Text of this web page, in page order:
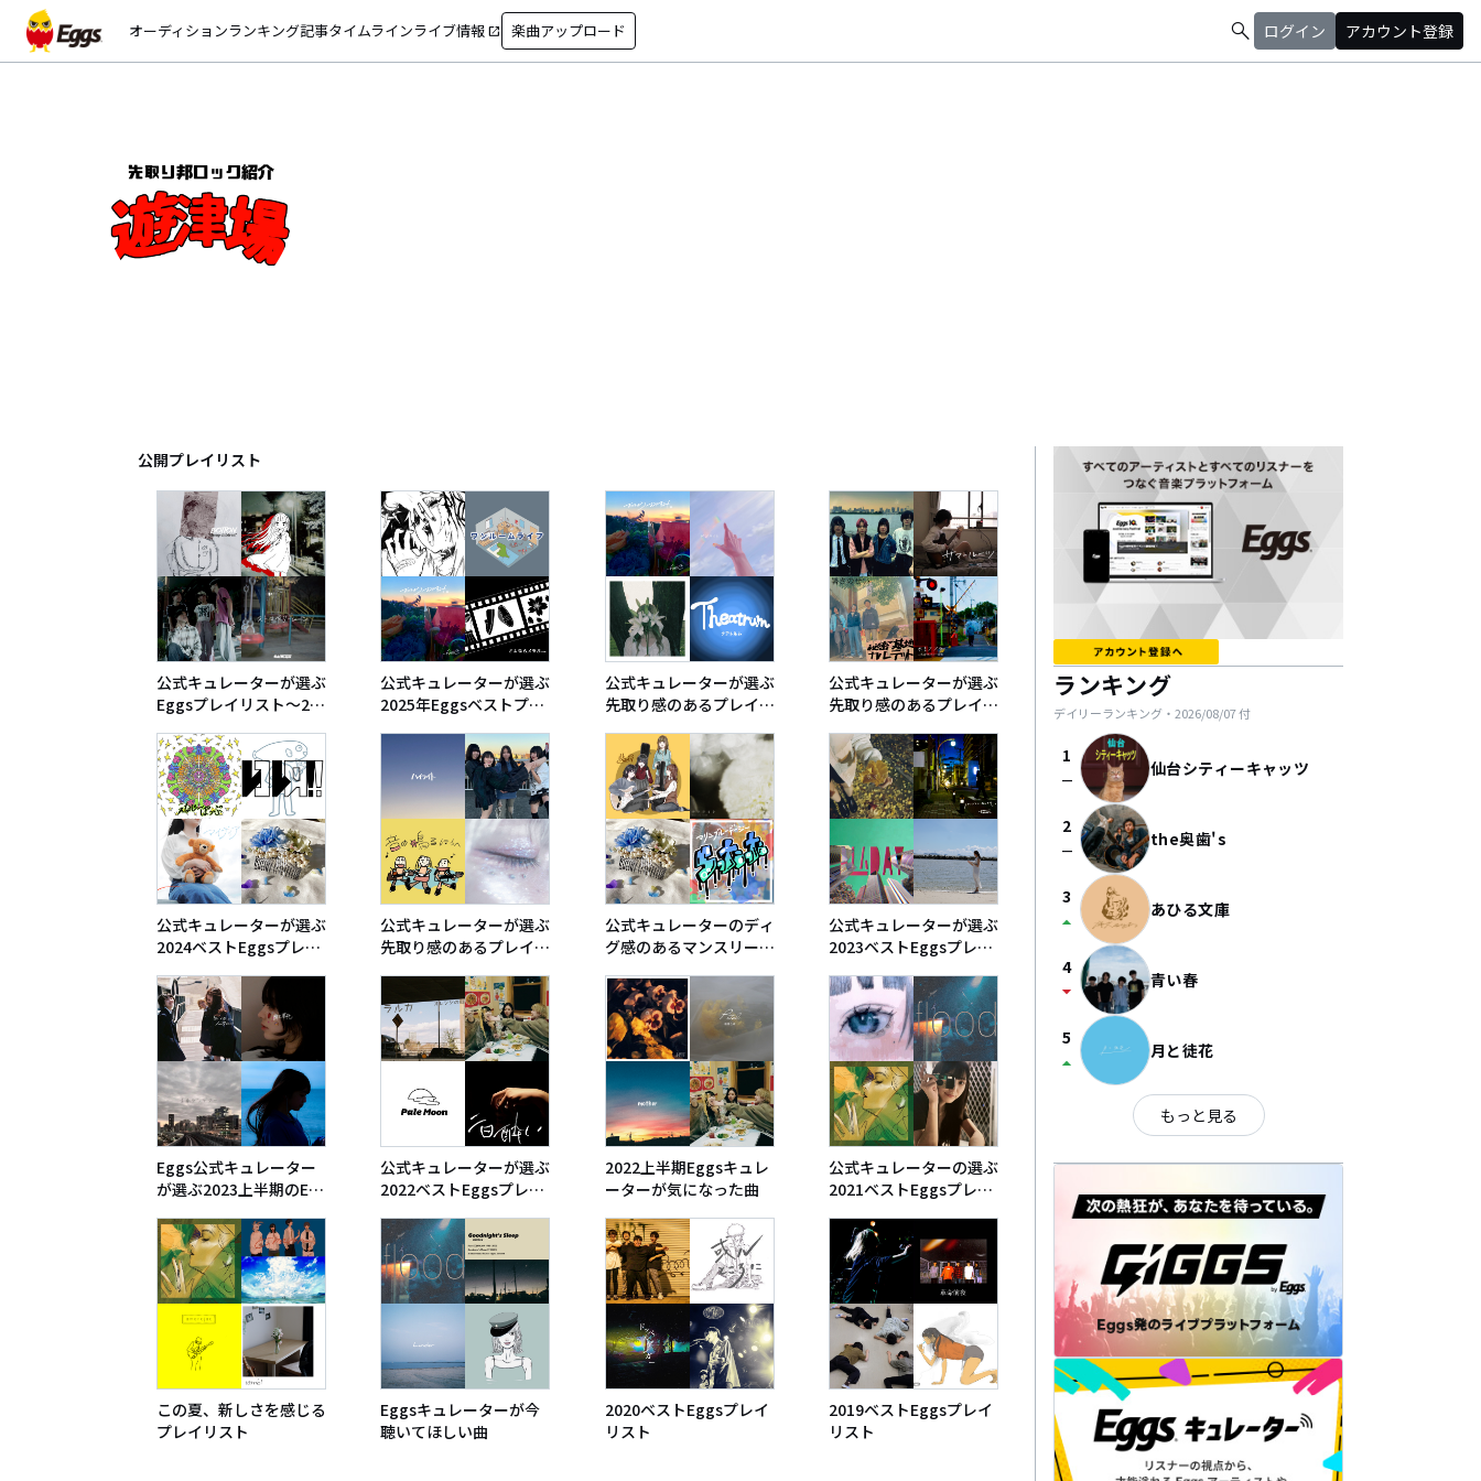
オーディションランキング記事タイムラインライブ情報 open_in_new 楽曲アップロード search ログイン アカウント登録
公開プレイリスト
公式キュレーターが選ぶ
Eggsプレイリスト〜20
公式キュレーターが選ぶ
2025年Eggsベストプレ
公式キュレーターが選ぶ
先取り感のあるプレイリ
公式キュレーターが選ぶ
先取り感のあるプレイリ
公式キュレーターが選ぶ
2024ベストEggsプレイ
公式キュレーターが選ぶ
先取り感のあるプレイリ
公式キュレーターのディ
グ感のあるマンスリープ
編）
公式キュレーターが選ぶ
2023ベストEggsプレイ
Eggs公式キュレーター
が選ぶ2023上半期のEg
公式キュレーターが選ぶ
2022ベストEggsプレイ
2022上半期Eggsキュレ
ーターが気になった曲
公式キュレーターの選ぶ
2021ベストEggsプレイ
この夏、新しさを感じる
プレイリスト
Eggsキュレーターが今
聴いてほしい曲
2020ベストEggsプレイ
リスト
2019ベストEggsプレイ
リスト
ランキング
デイリーランキング・ 2026/08/07付
1
check_indeterminate_small 仙台シティーキャッツ
2
check_indeterminate_small the奥歯's
3
arrow_drop_up あひる文庫
4
arrow_drop_down 青い春
5
arrow_drop_up 月と徒花
もっと見る